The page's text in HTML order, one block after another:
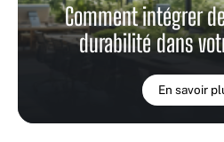
Comment intégrer
durabilité dans
En savoir